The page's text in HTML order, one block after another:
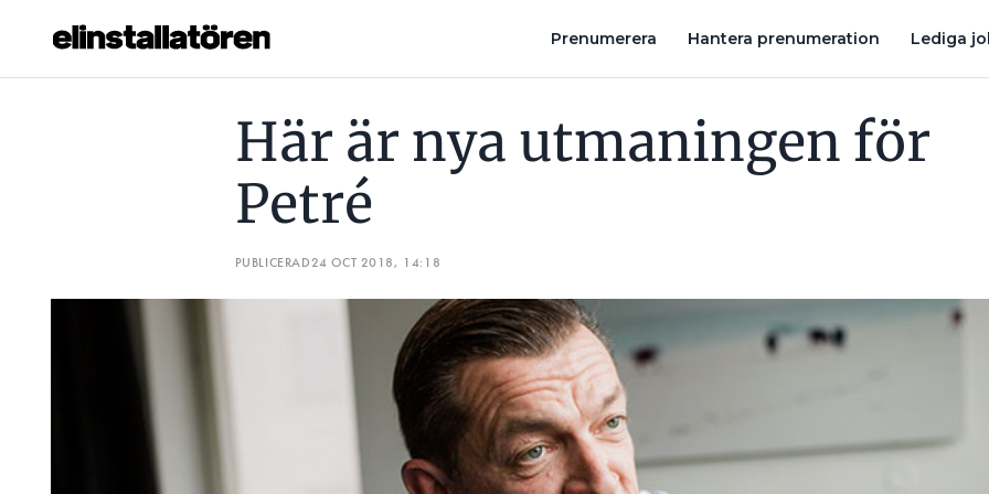
Prenumerera Hantera prenumeration Lediga
Hantera prenumeration
Annonsera
Läs E-tidningen
Om tidningen
Personuppgifter
Här är nya utmaningen för
Petré
PUBLICERAD24 OCT 2018, 14:18
HÄR ÄR NYA UTMANINGEN FÖR PETRÉ BRAVIDA FÅR JÄTTEORDER – BEHÖVER REKRYTERA PERSONAL BRAVIDA SKA